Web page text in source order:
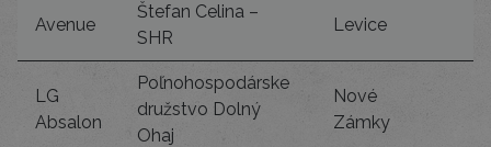
Avenue
Štefan Celina –
SHR
Levice
LG
Absalon
Poľnohospodárske
družstvo Dolný
Ohaj
Nové
Zámky